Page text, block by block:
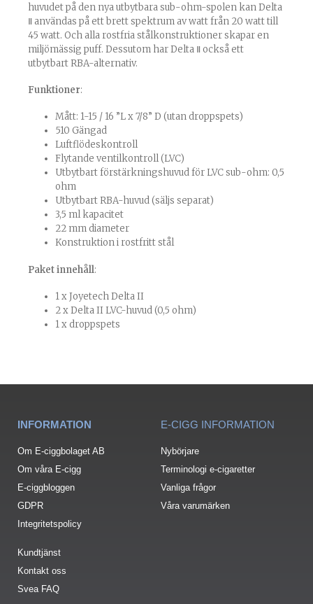
huvudet på den nya utbytbara sub-ohm-spolen kan Delta
Ⅱ användas på ett brett spektrum av watt från 20 watt till
45 watt. Och alla rostfria stålkonstruktioner skapar en
miljömässig puff. Dessutom har Delta Ⅱ också ett
utbytbart RBA-alternativ.
Funktioner:
Mått: 1-15 / 16 ”L x 7/8” D (utan droppspets)
510 Gängad
Luftflödeskontroll
Flytande ventilkontroll (LVC)
Utbytbart förstärkningshuvud för LVC sub-ohm: 0,5
ohm
Utbytbart RBA-huvud (säljs separat)
3,5 ml kapacitet
22 mm diameter
Konstruktion i rostfritt stål
Paket innehåll:
1 x Joyetech Delta II
2 x Delta II LVC-huvud (0,5 ohm)
1 x droppspets
INFORMATION
Om E-ciggbolaget AB
Om våra E-cigg
E-ciggbloggen
GDPR
Integritetspolicy
Kundtjänst
Kontakt oss
Svea FAQ
E-CIGG INFORMATION
Nybörjare
Terminologi e-cigaretter
Vanliga frågor
Våra varumärken